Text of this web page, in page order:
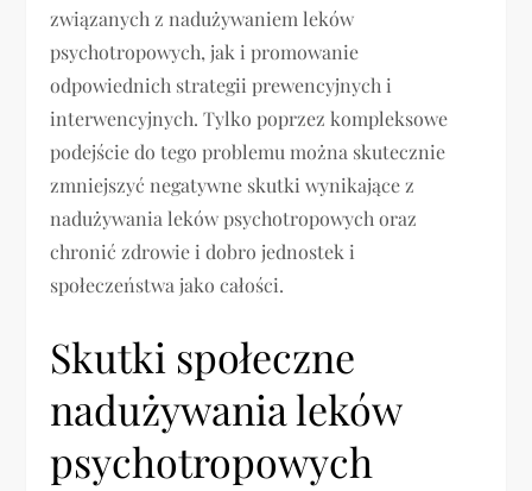
związanych z nadużywaniem leków
psychotropowych, jak i promowanie
odpowiednich strategii prewencyjnych i
interwencyjnych. Tylko poprzez kompleksowe
podejście do tego problemu można skutecznie
zmniejszyć negatywne skutki wynikające z
nadużywania leków psychotropowych oraz
chronić zdrowie i dobro jednostek i
społeczeństwa jako całości.
Skutki społeczne
nadużywania leków
psychotropowych